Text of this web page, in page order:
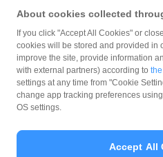
反社会的勢力に対する方針
勧誘方針
マネロン等基本方針
カスタマーハラスメントに関する当社の考
About cookies collected
If you click "Accept All Cookies" or
cookies will be stored and provided in
improve the site, provide information
with external partners) according to
settings at any time from "Cookie
change app tracking preferences
OS settings.
Accept All